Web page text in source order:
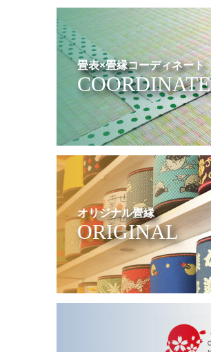
畳表×畳縁コーディネート
COORDINATE
オリジナル畳縁
ORIGINAL